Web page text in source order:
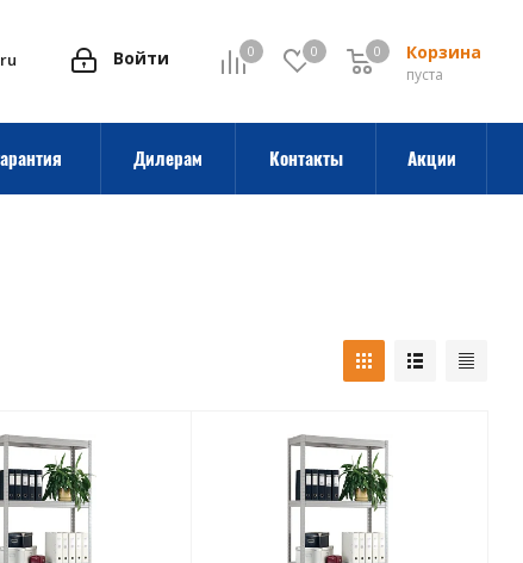
0 0 Корзина
0
пуста
0
Войти
Дилерам Контакты Акции